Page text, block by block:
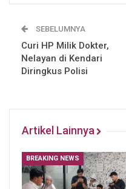
SEBELUMNYA
Curi HP Milik Dokter,
Nelayan di Kendari
Diringkus Polisi
Artikel Lainnya
BREAKING NEWS